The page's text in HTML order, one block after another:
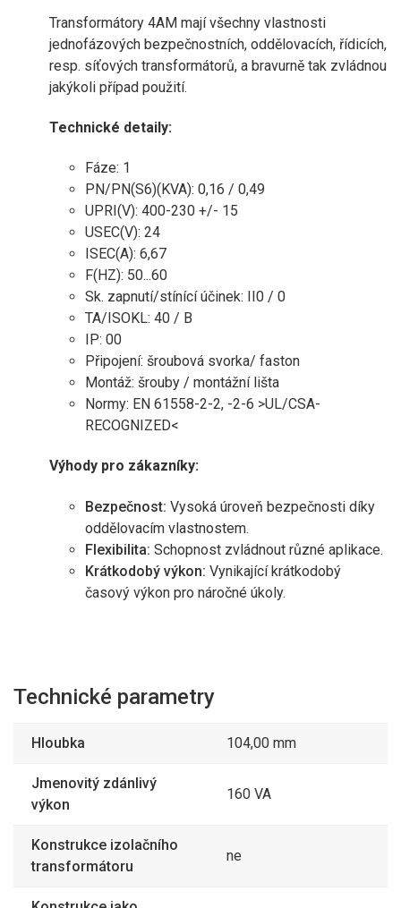
Transformátory 4AM mají všechny vlastnosti
jednofázových bezpečnostních, oddělovacích, řídicích,
resp. síťových transformátorů, a bravurně tak zvládnou
jakýkoli případ použití.
Technické detaily:
Fáze: 1
PN/PN(S6)(KVA): 0,16 / 0,49
UPRI(V): 400-230 +/- 15
USEC(V): 24
ISEC(A): 6,67
F(HZ): 50...60
Sk. zapnutí/stínící účinek: II0 / 0
TA/ISOKL: 40 / B
IP: 00
Připojení: šroubová svorka/ faston
Montáž: šrouby / montážní lišta
Normy: EN 61558-2-2, -2-6 >UL/CSA-
RECOGNIZED<
Výhody pro zákazníky:
Bezpečnost: Vysoká úroveň bezpečnosti díky
oddělovacím vlastnostem.
Flexibilita: Schopnost zvládnout různé aplikace.
Krátkodobý výkon: Vynikající krátkodobý
časový výkon pro náročné úkoly.
Technické parametry
Hloubka 104,00 mm
Jmenovitý zdánlivý
výkon
160 VA
Konstrukce izolačního
transformátoru
ne